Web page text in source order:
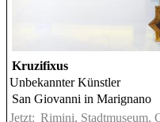
Kruzifixus
Unbekannter Künstler
San Giovanni in Marignano
Jetzt: Rimini, Stadtmuseum,